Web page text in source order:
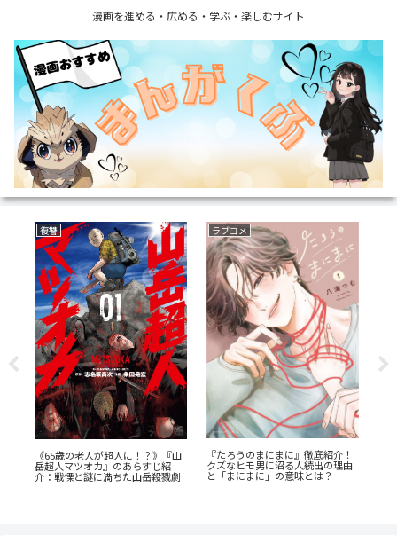
漫画を進める・広める・学ぶ・楽しむサイト
復讐
《65歳の老人が超人に！？》『山
岳超人マツオカ』のあらすじ紹
介：戦慄と謎に満ちた山岳殺戮劇
ラブコメ
『たろうのまにまに』徹底紹介！
クズなヒモ男に沼る人続出の理由
と「まにまに」の意味とは？